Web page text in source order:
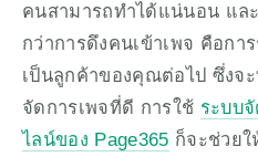
คนสามารถทำได้แน่นอน แล
กว่าการดึงคนเข้าเพจ คือกา
เป็นลูกค้าของคุณต่อไป ซึ่งจ
จัดการเพจที่ดี การใช้ ระบบ
ไลน์ของ Page365 ก็จะช่วยใ